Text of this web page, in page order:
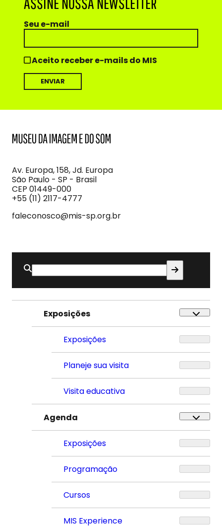
Seu e-mail
Aceito receber e-mails do MIS
Imagem
e
do
Som
Av. Europa, 158, Jd. Europa
São Paulo - SP - Brasil
CEP 01449-000
+55 (11) 2117-4777
faleconosco@mis-sp.org.br
Buscar
por:
Exposições
Exposições
Planeje sua visita
Visita educativa
Agenda
Exposições
Programação
Cursos
MIS Experience